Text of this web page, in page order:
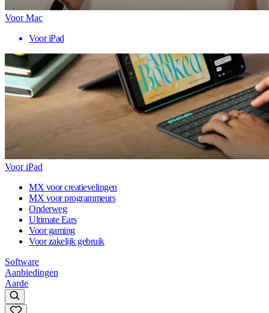
Voor Mac
Voor iPad
Voor iPad
MX voor creatievelingen
MX voor programmeurs
Onderweg
Ultimate Ears
Voor gaming
Voor zakelijk gebruik
Software
Aanbiedingen
Aarde